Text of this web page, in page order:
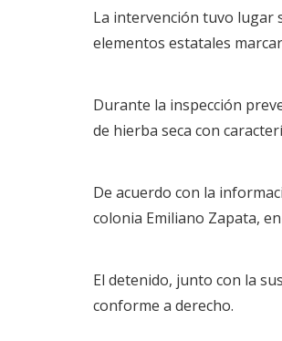
La intervención tuvo lugar
elementos estatales
Durante la inspección
de hierba seca con
De acuerdo con la
colonia Emiliano Zapata,
El detenido, junto con la
conforme a derecho.